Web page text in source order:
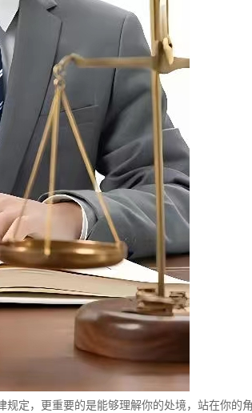
定，更重要的是能够理解你的处境，站在你的角